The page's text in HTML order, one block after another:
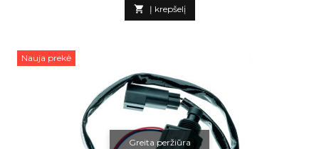
 Į krepšelį
Nauja prekė
Greita peržiūra